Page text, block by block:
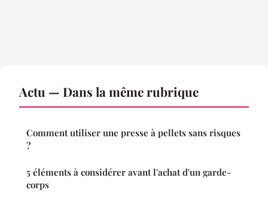
Actu — Dans la même rubrique
Comment utiliser une presse à pellets sans risques
?
5 éléments à considérer avant l'achat d'un garde-
corps